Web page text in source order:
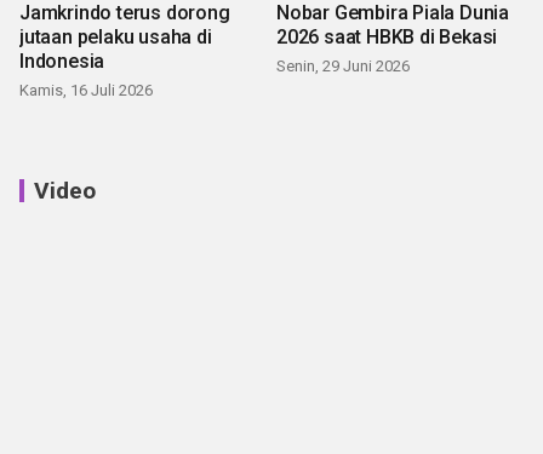
Jamkrindo terus dorong
jutaan pelaku usaha di
Indonesia
Kamis, 16 Juli 2026
Nobar Gembira Piala Dunia
2026 saat HBKB di Bekasi
Senin, 29 Juni 2026
Video